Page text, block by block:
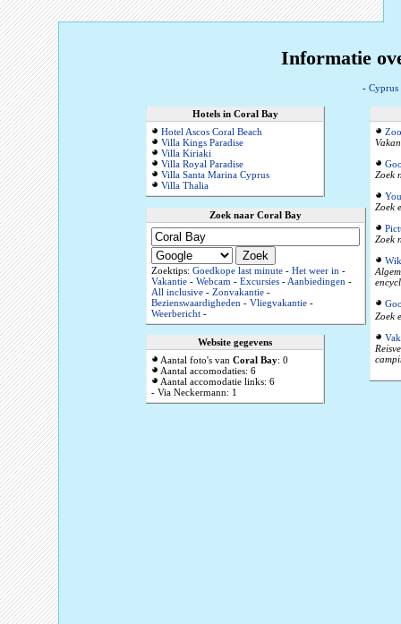
Informatie
- Cyprus
Hotels in Coral Bay
Hotel Ascos Coral Beach
Villa Kings Paradise
Villa Kiriaki
Villa Royal Paradise
Villa Santa Marina Cyprus
Villa Thalia
Zoek naar Coral Bay
Zoektips: Goedkope last minute - Het weer in -
Vakantie - Webcam - Excursies -Aanbiedingen -
All inclusive - Zonvakantie -
Bezienswaardigheden - Vliegvakantie -
Weerbericht -
Website gegevens
Aantal foto's van Coral Bay: 0
Aantal accomodaties: 6
Aantal accomodatie links: 6
- Via Neckermann: 1
Zoek
Zoek
Zoek
Zoek